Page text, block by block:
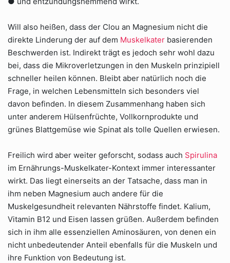
Will also heißen, dass der Clou an Magnesium nicht die
direkte Linderung der auf dem Muskelkater basierenden
Beschwerden ist. Indirekt trägt es jedoch sehr wohl dazu
bei, dass die Mikroverletzungen in den Muskeln prinzipiell
schneller heilen können. Bleibt aber natürlich noch die
Frage, in welchen Lebensmitteln sich besonders viel
davon befinden. In diesem Zusammenhang haben sich
unter anderem Hülsenfrüchte, Vollkornprodukte und
grünes Blattgemüse wie Spinat als tolle Quellen erwiesen.
Freilich wird aber weiter geforscht, sodass auch Spirulina
im Ernährungs-Muskelkater-Kontext immer interessanter
wirkt. Das liegt einerseits an der Tatsache, dass man in
ihm neben Magnesium auch andere für die
Muskelgesundheit relevanten Nährstoffe findet. Kalium,
Vitamin B12 und Eisen lassen grüßen. Außerdem befinden
sich in ihm alle essenziellen Aminosäuren, von denen ein
nicht unbedeutender Anteil ebenfalls für die Muskeln und
ihre Funktion von Bedeutung ist.